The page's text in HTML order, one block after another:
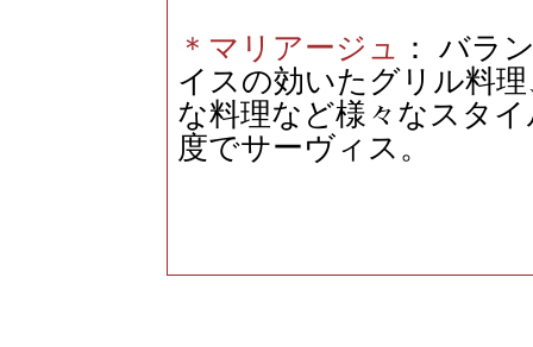
＊マリアージュ ： バラ
イスの効いたグリル料
な料理など様々なスタ
度でサーヴィス。